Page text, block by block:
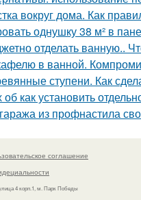
вокруг дома. Как
однушку 38 м² в
отделать ванную..
в ванной.
ступени. Как
об как установить
из профнастила
соглашение
4 корп.1, м. Парк Победы